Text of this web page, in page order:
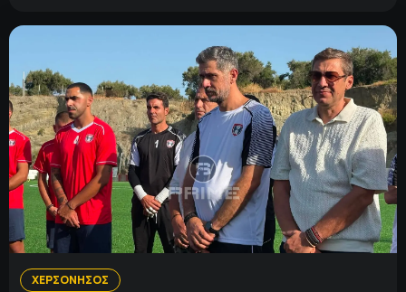
ΧΕΡΣΟΝΗΣΟΣ